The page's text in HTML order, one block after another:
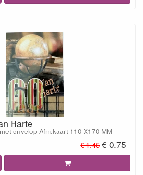
Harte
envelop Afm.kaart 110 X170 MM
€ 1.45 € 0.75